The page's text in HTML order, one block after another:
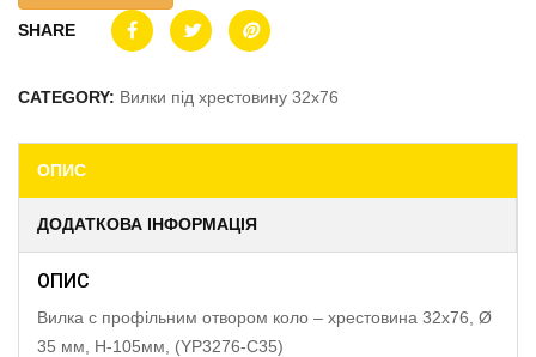
SHARE
CATEGORY: Вилки під хрестовину 32x76
ОПИС
ДОДАТКОВА ІНФОРМАЦІЯ
ОПИС
Вилка с профільним отвором коло – хрестовина 32х76, Ø
35 мм, H-105мм, (YP3276-C35)